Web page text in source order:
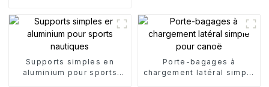
Supports simples en
aluminium pour sports
Porte-bagages à
chargement latéral simple